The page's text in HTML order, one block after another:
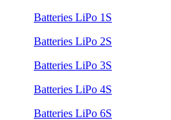
Batteries LiPo 1S
Batteries LiPo 2S
Batteries LiPo 3S
Batteries LiPo 4S
Batteries LiPo 6S